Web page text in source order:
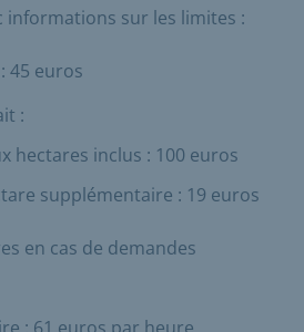
informations sur les limites :
45 euros
:
hectares inclus : 100 euros
supplémentaire : 19 euros
en cas de demandes